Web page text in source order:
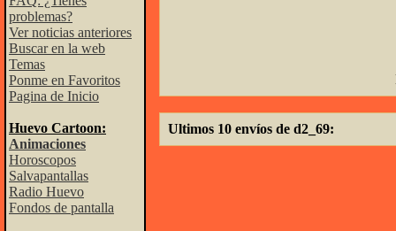
problemas?
Ver noticias anteriores
Buscar en la web
Temas
Ponme en Favoritos
Pagina de Inicio
Huevo Cartoon:
Animaciones
Horoscopos
Salvapantallas
Radio Huevo
Fondos de pantalla
Ultimos 10 envíos de d2_69: